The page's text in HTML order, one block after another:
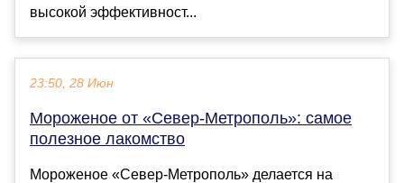
высокой эффективност...
23:50, 28 Июн
Мороженое от «Север-Метрополь»: самое
полезное лакомство
Мороженое «Север-Метрополь» делается на